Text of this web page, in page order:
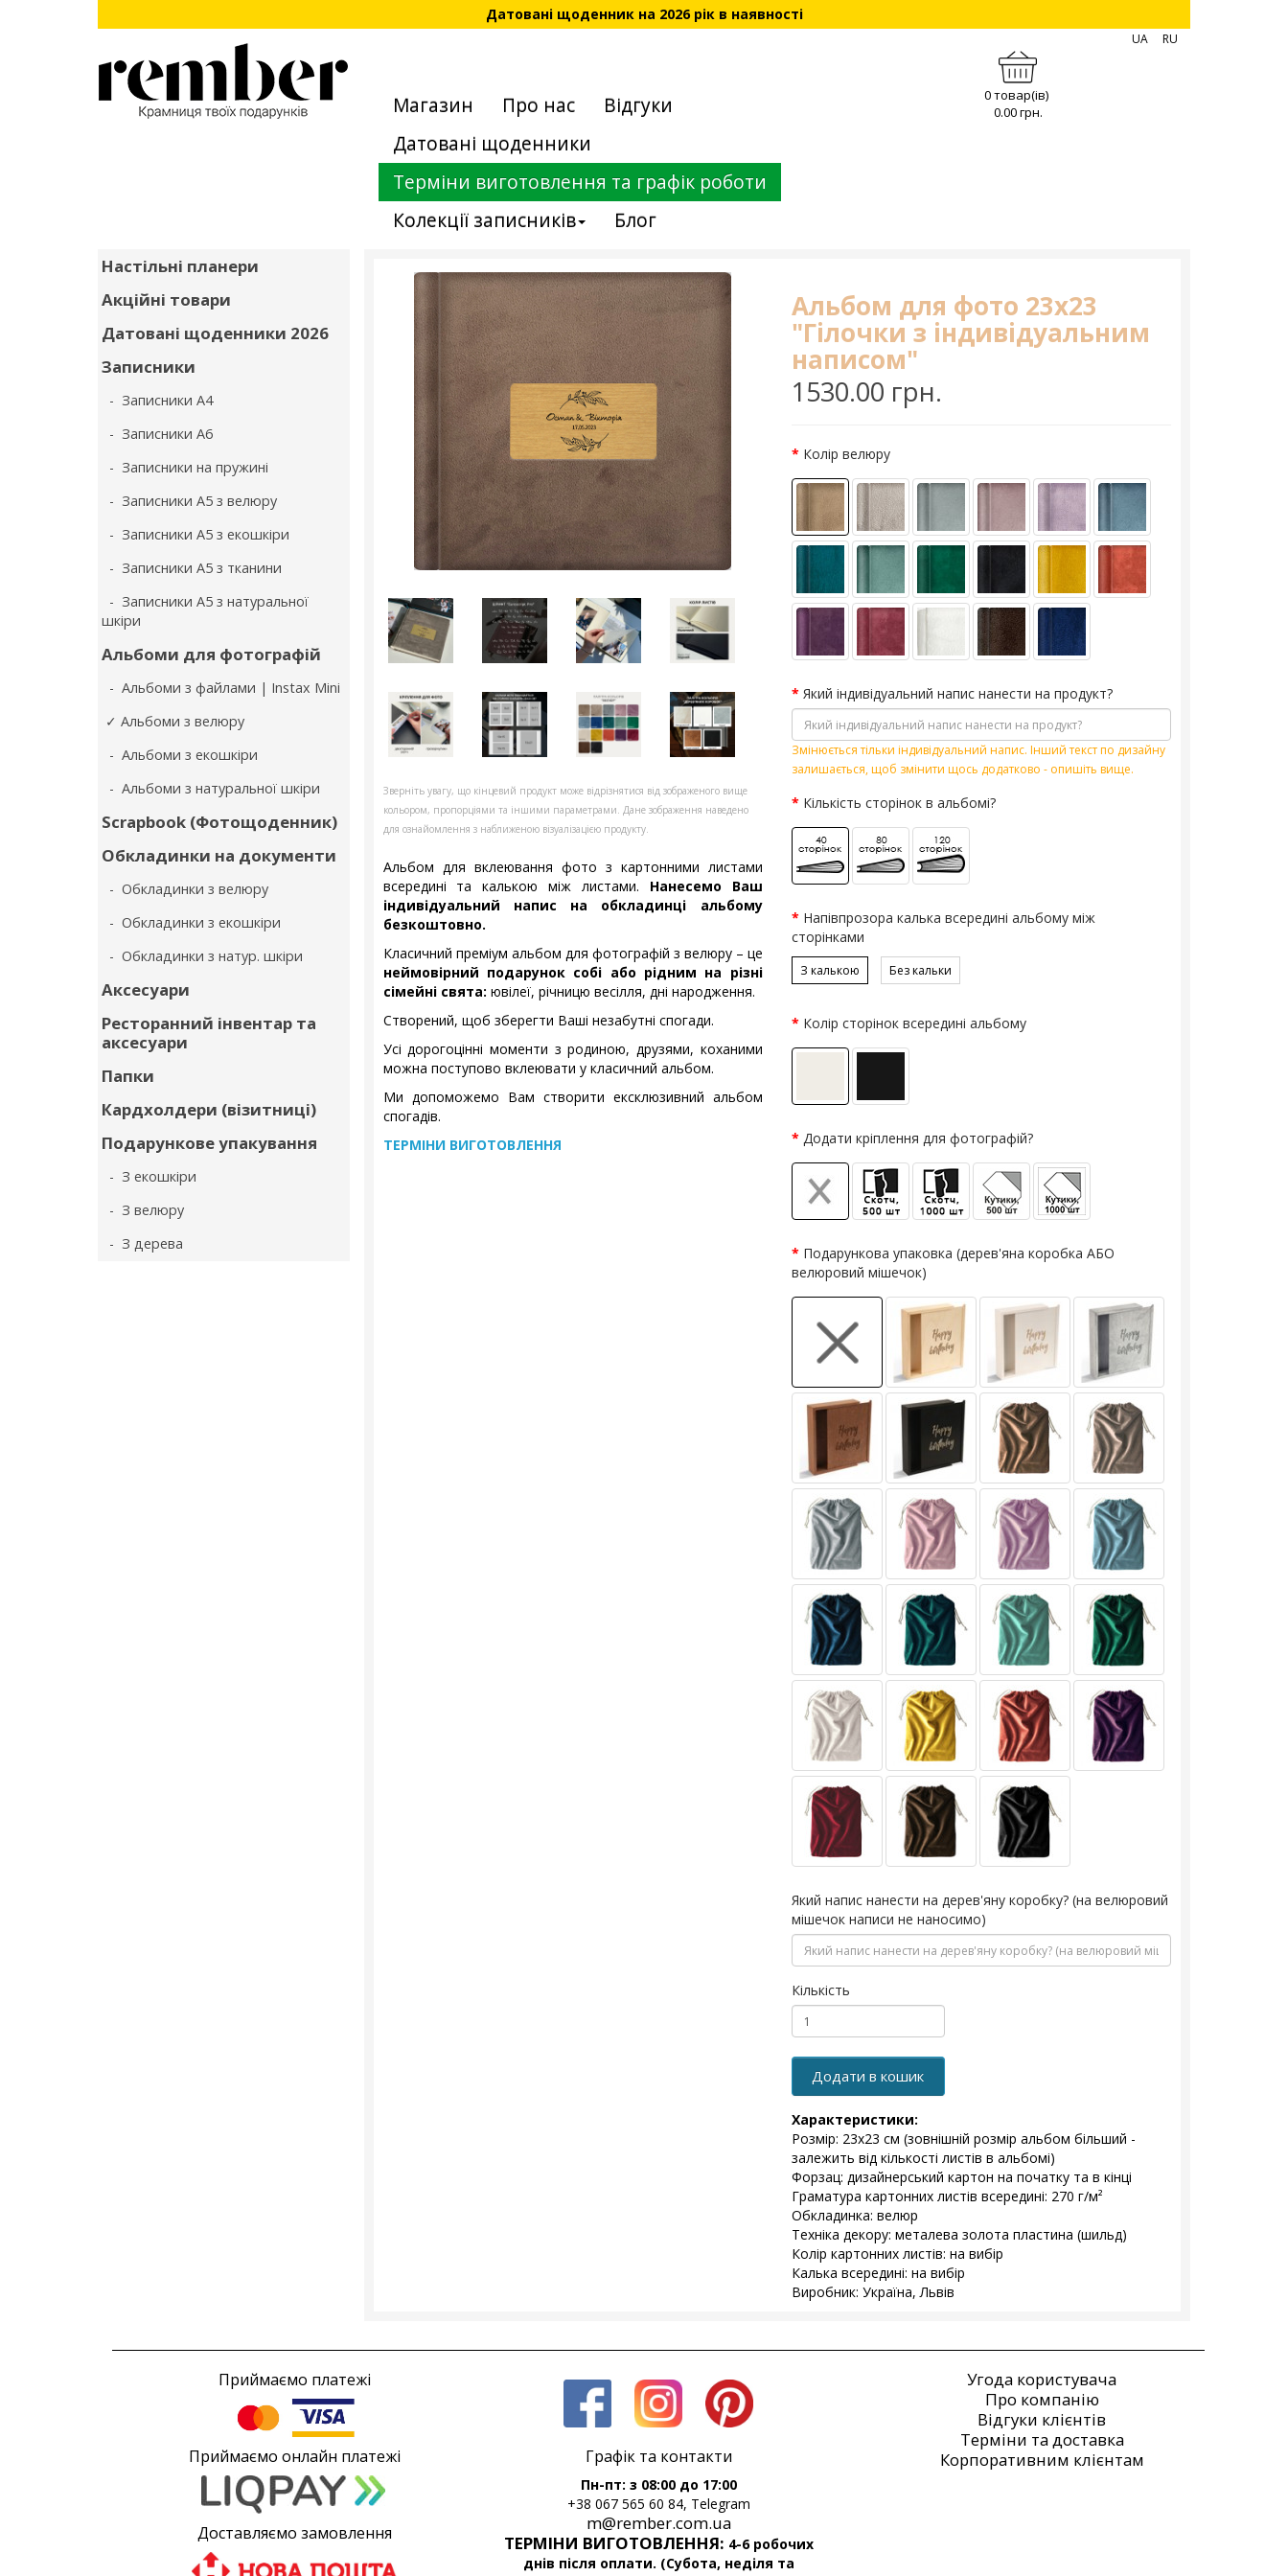
Датовані щоденник на 2026 рік в наявності
Магазин Про нас
Відгуки
Датовані щоденники
Терміни виготовлення та графік роботи
Колекції записників
Блог
0 товар(ів)
0.00 грн.
UA RU
Настільні планери
Акційні товари
Датовані щоденники 2026
Записники
- Записники А4
- Записники А6
- Записники на пружині
- Записники А5 з велюру
- Записники А5 з екошкіри
- Записники А5 з тканини
- Записники А5 з натуральної
шкіри
Альбоми для фотографій
- Альбоми з файлами | Instax Mini
✓ Альбоми з велюру
- Альбоми з екошкіри
- Альбоми з натуральної шкіри
Scrapbook (Фотощоденник)
Обкладинки на документи
- Обкладинки з велюру
- Обкладинки з екошкіри
- Обкладинки з натур. шкіри
Аксесуари
Ресторанний інвентар та
аксесуари
Папки
Кардхолдери (візитниці)
Подарункове упакування
- З екошкіри
- З велюру
- З дерева
Зверніть увагу, що кінцевий продукт може відрізнятися від зображеного вище
кольором, пропорціями та іншими параметрами. Дане зображення наведено
для ознайомлення з наближеною візуалізацією продукту.
Альбом для вклеювання фото з картонними листами
всередині та калькою між листами. Нанесемо Ваш
індивідуальний напис на обкладинці альбому
безкоштовно.
Класичний преміум альбом для фотографій з велюру – це
неймовірний подарунок собі або рідним на різні
сімейні свята: ювілеї, річницю весілля, дні народження.
Створений, щоб зберегти Ваші незабутні спогади.
Усі дорогоцінні моменти з родиною, друзями, коханими
можна поступово вклеювати у класичний альбом.
Ми допоможемо Вам створити ексклюзивний альбом
спогадів.
ТЕРМІНИ ВИГОТОВЛЕННЯ
Альбом для фото 23х23
"Гілочки з індивідуальним
написом"
1530.00 грн.
Колір велюру
Який індивідуальний напис нанести на продукт?
Змінюється тільки індивідуальний напис. Інший текст по дизайну
залишається, щоб змінити щось додатково - опишіть вище.
Кількість сторінок в альбомі?
Напівпрозора калька всередині альбому між
сторінками
З калькою Без кальки
Колір сторінок всередині альбому
Додати кріплення для фотографій?
Подарункова упаковка (дерев'яна коробка АБО
велюровий мішечок)
Який напис нанести на дерев'яну коробку? (на велюровий
мішечок написи не наносимо)
Кількість
Додати в кошик
Характеристики:
Розмір: 23x23 см (зовнішній розмір альбом більший -
залежить від кількості листів в альбомі)
Форзац: дизайнерський картон на початку та в кінці
Граматура картонних листів всередині: 270 г/м²
Обкладинка: велюр
Техніка декору: металева золота пластина (шильд)
Колір картонних листів: на вибір
Калька всередині: на вибір
Виробник: Україна, Львів
Приймаємо платежі
Приймаємо онлайн платежі
Доставляємо замовлення
Графік та контакти
Пн-пт: з 08:00 до 17:00
+38 067 565 60 84, Telegram
m@rember.com.ua
ТЕРМІНИ ВИГОТОВЛЕННЯ: 4-6 робочих
днів після оплати. (Субота, неділя та
Угода користувача
Про компанію
Відгуки клієнтів
Терміни та доставка
Корпоративним клієнтам